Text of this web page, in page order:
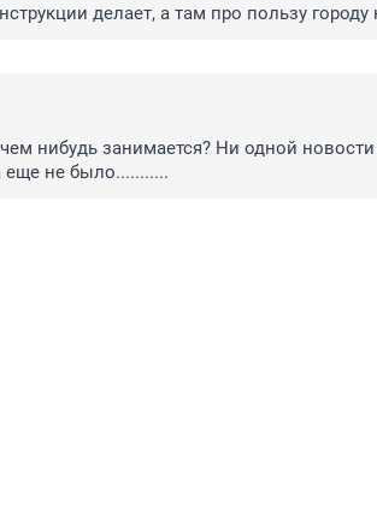
делает, а там про пользу городу
нибудь занимается? Ни одной новости
еще не было...........